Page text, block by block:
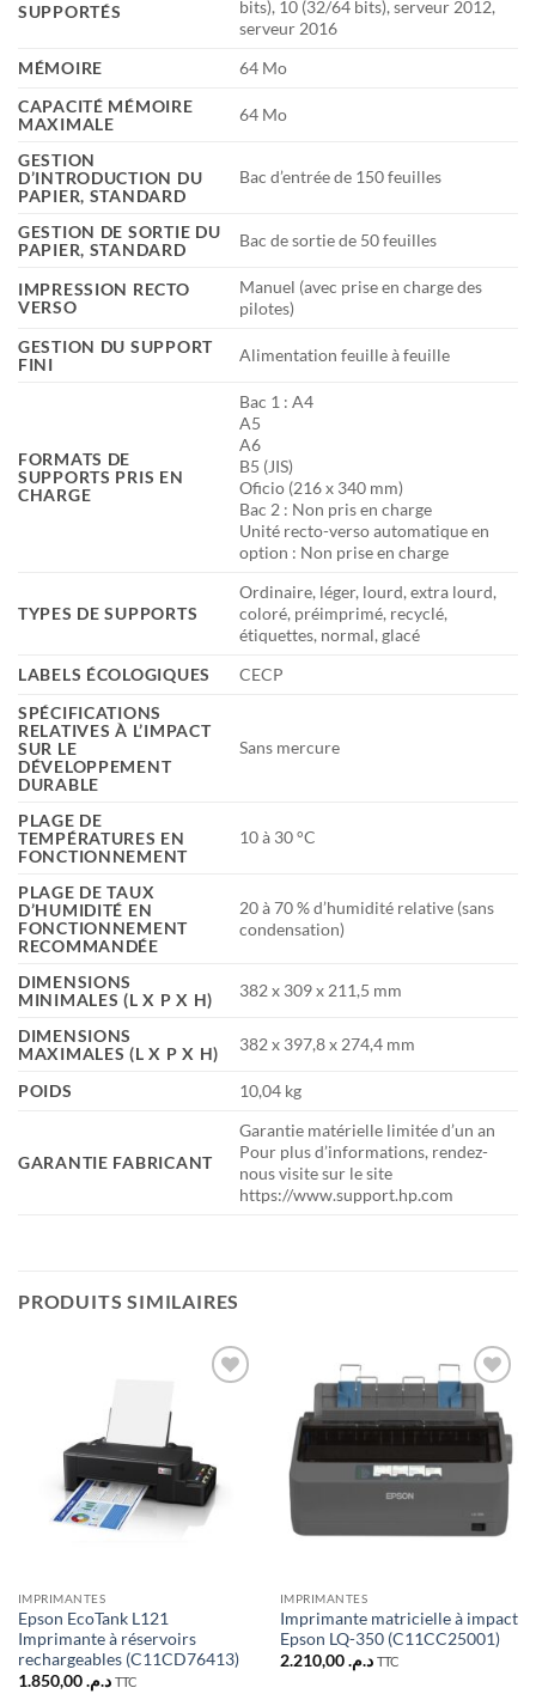
SUPPORTÉS
bits), 10 (32/64 bits), serveur 2012,
serveur 2016
MÉMOIRE
64 Mo
CAPACITÉ MÉMOIRE
MAXIMALE
64 Mo
GESTION
D’INTRODUCTION DU
PAPIER, STANDARD
Bac d’entrée de 150 feuilles
GESTION DE SORTIE DU
PAPIER, STANDARD
Bac de sortie de 50 feuilles
IMPRESSION RECTO
VERSO
Manuel (avec prise en charge des
pilotes)
GESTION DU SUPPORT
FINI
Alimentation feuille à feuille
FORMATS DE
SUPPORTS PRIS EN
CHARGE
Bac 1 : A4
A5
A6
B5 (JIS)
Oficio (216 x 340 mm)
Bac 2 : Non pris en charge
Unité recto-verso automatique en
option : Non prise en charge
TYPES DE SUPPORTS
Ordinaire, léger, lourd, extra lourd,
coloré, préimprimé, recyclé,
étiquettes, normal, glacé
LABELS ÉCOLOGIQUES
CECP
SPÉCIFICATIONS
RELATIVES À L’IMPACT
SUR LE
DÉVELOPPEMENT
DURABLE
Sans mercure
PLAGE DE
TEMPÉRATURES EN
FONCTIONNEMENT
10 à 30 °C
PLAGE DE TAUX
D’HUMIDITÉ EN
FONCTIONNEMENT
RECOMMANDÉE
20 à 70 % d’humidité relative (sans
condensation)
DIMENSIONS
MINIMALES (L X P X H)
382 x 309 x 211,5 mm
DIMENSIONS
MAXIMALES (L X P X H)
382 x 397,8 x 274,4 mm
POIDS 10,04 kg
GARANTIE FABRICANT
Garantie matérielle limitée d’un an
Pour plus d’informations, rendez-
nous visite sur le site
https://www.support.hp.com
PRODUITS SIMILAIRES
IMPRIMANTES
Epson EcoTank L121
Imprimante à réservoirs
rechargeables (C11CD76413)
د.م.1.850,00 TTC
Ajouter
à la liste
d’envies
IMPRIMANTES
Imprimante matricielle à impact
Epson LQ-350 (C11CC25001)
د.م.2.210,00 TTC